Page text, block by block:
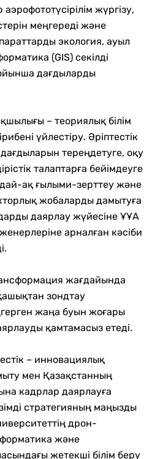
жүргізу,
меңгереді және
экология, ауыл
(GIS) секілді
дағдыларды
– теориялық білім
үйлестіру. Әріптестік
тереңдетуге, оқу
талаптарға бейімдеуге
ақ ғылыми-зерттеу және
жобаларды дамытуға
даярлау жүйесіне ҰҰА
арналған кәсіби
жағдайында
зондтау
жаңа буын жоғары
қамтамасыз етеді.
– инновациялық
мен Қазақстанның
кадрлар даярлауға
стратегияның маңызды
дрон-
және
жетекші білім беру